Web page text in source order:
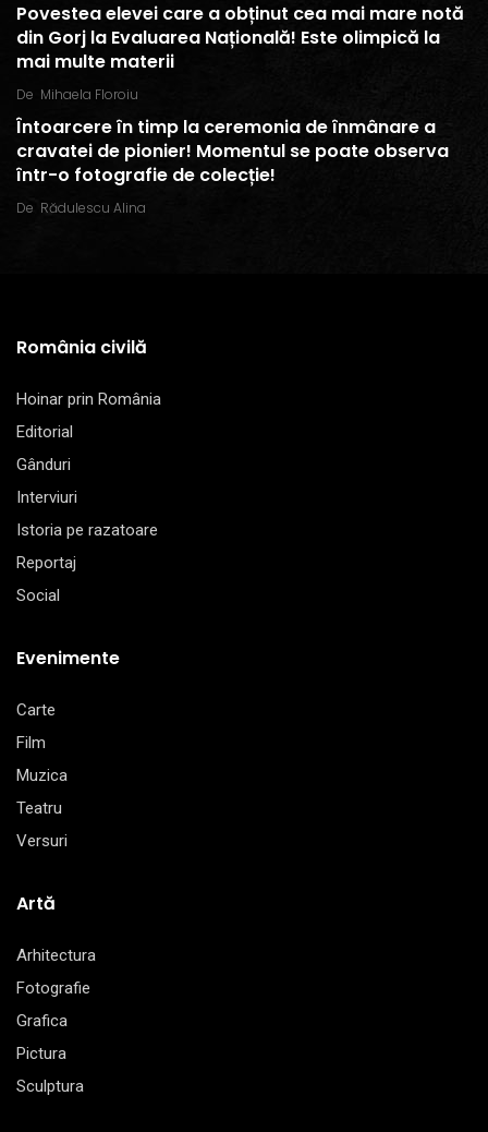
Povestea elevei care a obținut cea mai mare notă
din Gorj la Evaluarea Națională! Este olimpică la
mai multe materii
De Mihaela Floroiu
Întoarcere în timp la ceremonia de înmânare a
cravatei de pionier! Momentul se poate observa
într-o fotografie de colecție!
De Rădulescu Alina
România civilă
Hoinar prin România
Editorial
Gânduri
Interviuri
Istoria pe razatoare
Reportaj
Social
Evenimente
Carte
Film
Muzica
Teatru
Versuri
Artă
Arhitectura
Fotografie
Grafica
Pictura
Sculptura